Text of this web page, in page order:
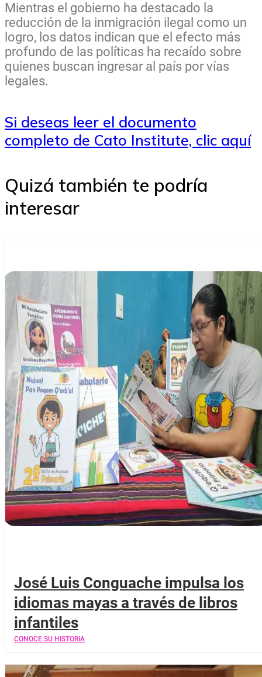
Mientras el gobierno ha destacado la
reducción de la inmigración ilegal como un
logro, los datos indican que el efecto más
profundo de las políticas ha recaído sobre
quienes buscan ingresar al país por vías
legales.
Si deseas leer el documento
completo de Cato Institute, clic aquí
Quizá también te podría
interesar
José Luis Conguache impulsa los
idiomas mayas a través de libros
infantiles
CONOCE SU HISTORIA